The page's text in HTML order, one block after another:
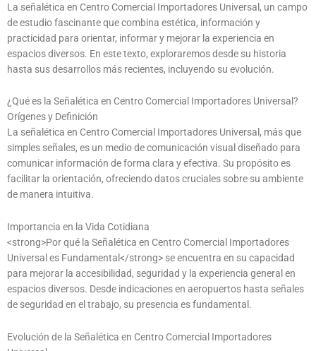
La señalética en Centro Comercial Importadores Universal, un campo
de estudio fascinante que combina estética, información y
practicidad para orientar, informar y mejorar la experiencia en
espacios diversos. En este texto, exploraremos desde su historia
hasta sus desarrollos más recientes, incluyendo su evolución.
¿Qué es la Señalética en Centro Comercial Importadores Universal?
Orígenes y Definición
La señalética en Centro Comercial Importadores Universal, más que
simples señales, es un medio de comunicación visual diseñado para
comunicar información de forma clara y efectiva. Su propósito es
facilitar la orientación, ofreciendo datos cruciales sobre su ambiente
de manera intuitiva.
Importancia en la Vida Cotidiana
<strong>Por qué la Señalética en Centro Comercial Importadores
Universal es Fundamental</strong> se encuentra en su capacidad
para mejorar la accesibilidad, seguridad y la experiencia general en
espacios diversos. Desde indicaciones en aeropuertos hasta señales
de seguridad en el trabajo, su presencia es fundamental.
Evolución de la Señalética en Centro Comercial Importadores